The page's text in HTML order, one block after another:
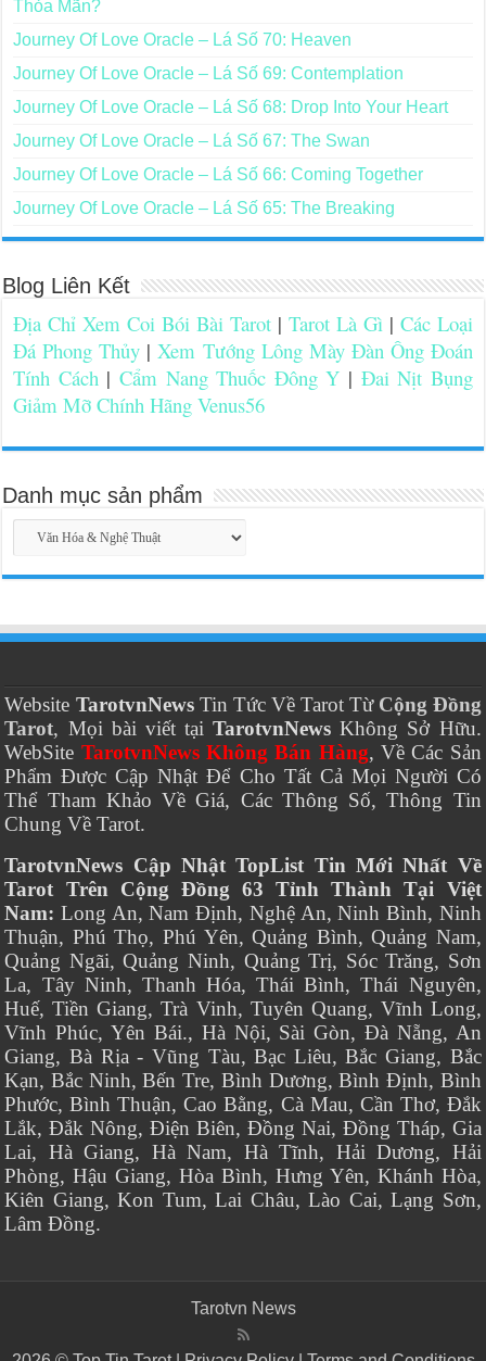
Thỏa Mãn?
Journey Of Love Oracle – Lá Số 70: Heaven
Journey Of Love Oracle – Lá Số 69: Contemplation
Journey Of Love Oracle – Lá Số 68: Drop Into Your Heart
Journey Of Love Oracle – Lá Số 67: The Swan
Journey Of Love Oracle – Lá Số 66: Coming Together
Journey Of Love Oracle – Lá Số 65: The Breaking
Blog Liên Kết
Địa Chỉ Xem Coi Bói Bài Tarot | Tarot Là Gì| Các Loại
Đá Phong Thủy |Xem Tướng Lông Mày Đàn Ông Đoán
Tính Cách|Cẩm Nang Thuốc Đông Y | Đai Nịt Bụng
Giảm Mỡ Chính Hãng Venus56
Danh mục sản phẩm
Website TarotvnNewsTin Tức Về Tarot Từ Cộng Đồng
Tarot, Mọi bài viết tạiTarotvnNews Không Sở Hữu.
WebSite TarotvnNews Không Bán Hàng, Về Các Sản
Phẩm Được Cập Nhật Để Cho Tất Cả Mọi Người Có
Thể Tham Khảo Về Giá, Các Thông Số, Thông Tin
Chung Về Tarot.
TarotvnNews Cập Nhật TopList Tin Mới Nhất Về
Tarot Trên Cộng Đồng 63 Tỉnh Thành Tại Việt
Nam: Long An, Nam Định, Nghệ An, Ninh Bình, Ninh
Thuận, Phú Thọ, Phú Yên, Quảng Bình, Quảng Nam,
Quảng Ngãi, Quảng Ninh, Quảng Trị, Sóc Trăng, Sơn
La, Tây Ninh, Thanh Hóa, Thái Bình, Thái Nguyên,
Huế, Tiền Giang, Trà Vinh, Tuyên Quang, Vĩnh Long,
Vĩnh Phúc, Yên Bái., Hà Nội, Sài Gòn, Đà Nẵng, An
Giang, Bà Rịa - Vũng Tàu, Bạc Liêu, Bắc Giang, Bắc
Kạn, Bắc Ninh, Bến Tre, Bình Dương, Bình Định, Bình
Phước, Bình Thuận, Cao Bằng, Cà Mau, Cần Thơ, Đắk
Lắk, Đắk Nông, Điện Biên, Đồng Nai, Đồng Tháp, Gia
Lai, Hà Giang, Hà Nam, Hà Tĩnh, Hải Dương, Hải
Phòng, Hậu Giang, Hòa Bình, Hưng Yên, Khánh Hòa,
Kiên Giang, Kon Tum, Lai Châu, Lào Cai, Lạng Sơn,
Lâm Đồng.
Tarotvn News